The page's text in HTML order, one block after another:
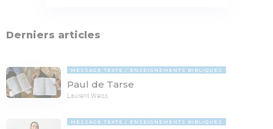
Derniers articles
MESSAGE TEXTE ENSEIGNEMENTS BIBLIQUES
Paul de Tarse
Laurent Weiss
MESSAGE TEXTE ENSEIGNEMENTS BIBLIQUES